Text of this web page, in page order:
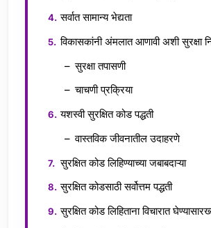
सर्वात सामान्य भेद्यता
विकासकांनी अंमलात आणावी अशी सुरक्षा
सुरक्षा तपासणी
चाचणी प्रक्रिया
यशस्वी सुरक्षित कोड पद्धती
वास्तविक जीवनातील उदाहरणे
सुरक्षित कोड लिहिण्याच्या जबाबदाऱ्या
सुरक्षित कोडसाठी सर्वोत्तम पद्धती
सुरक्षित कोड लिहिताना विचारात